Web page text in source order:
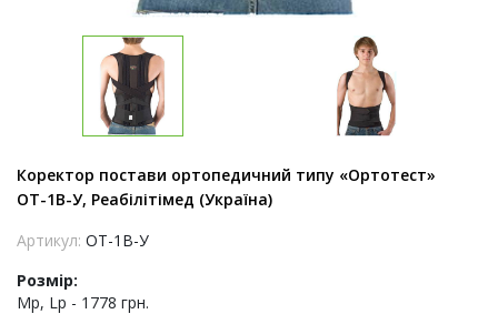
Коректор постави ортопедичний типу «Ортотест»
ОТ-1В-У, Реабілітімед (Україна)
Артикул: ОТ-1В-У
Розмір:
Mp, Lp - 1778 грн.